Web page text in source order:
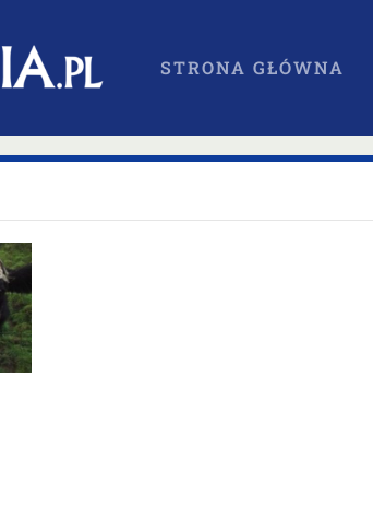
STRONA GŁÓWNA